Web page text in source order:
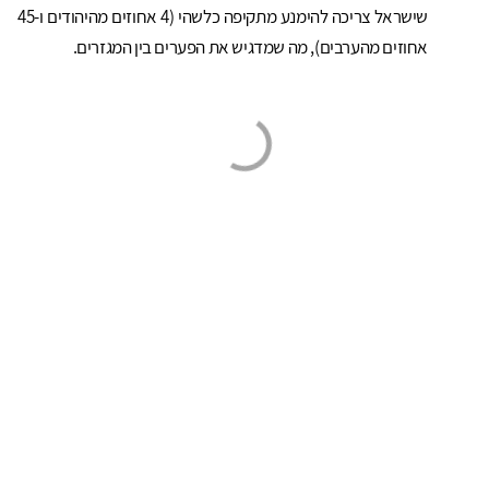
שישראל צריכה להימנע מתקיפה כלשהי (4 אחוזים מהיהודים ו-45
אחוזים מהערבים), מה שמדגיש את הפערים בין המגזרים.